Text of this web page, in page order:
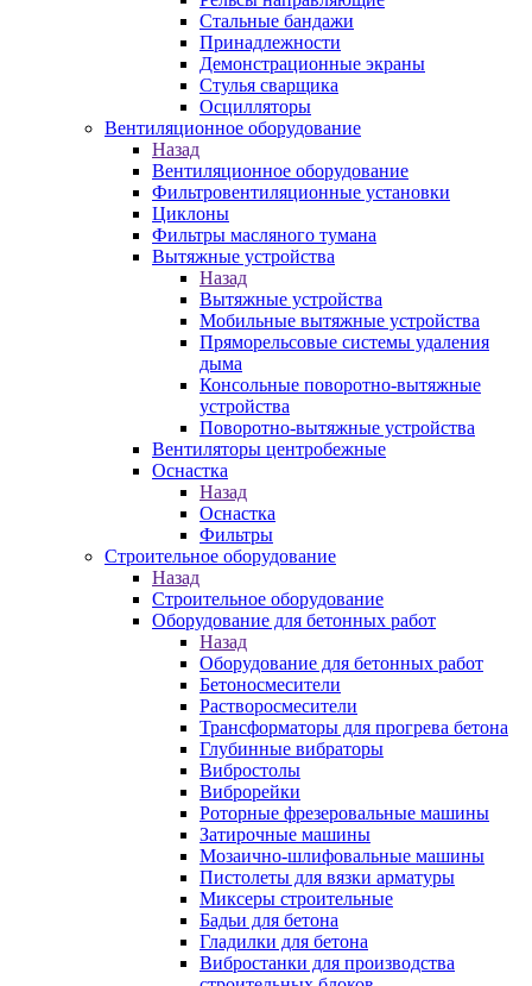
Стальные бандажи
Принадлежности
Демонстрационные экраны
Стулья сварщика
Осцилляторы
Вентиляционное оборудование
Назад
Вентиляционное оборудование
Фильтровентиляционные установки
Циклоны
Фильтры масляного тумана
Вытяжные устройства
Назад
Вытяжные устройства
Мобильные вытяжные устройства
Пряморельсовые системы удаления
дыма
Консольные поворотно-вытяжные
устройства
Поворотно-вытяжные устройства
Вентиляторы центробежные
Оснастка
Назад
Оснастка
Фильтры
Строительное оборудование
Назад
Строительное оборудование
Оборудование для бетонных работ
Назад
Оборудование для бетонных работ
Бетоносмесители
Растворосмесители
Трансформаторы для прогрева бетона
Глубинные вибраторы
Вибростолы
Виброрейки
Роторные фрезеровальные машины
Затирочные машины
Мозаично-шлифовальные машины
Пистолеты для вязки арматуры
Миксеры строительные
Бадьи для бетона
Гладилки для бетона
Вибростанки для производства